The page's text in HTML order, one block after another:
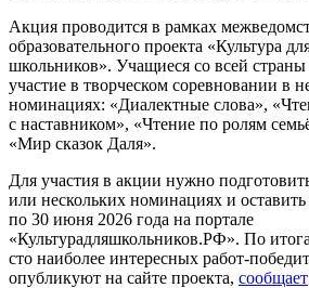
Акция проводится в рамках
образовательного проекта «Культура
школьников». Учащиеся со всей
участие в творческом соревновании в
номинациях: «Диалектные слова»,
с наставником», «Чтение по ролям
«Мир сказок Даля».
Для участия в акции нужно
или нескольких номинациях и оставить
по 30 июня 2026 года на портале
«Культурадляшкольников.РФ». По
сто наиболее интересных работ-
опубликуют на сайте проекта, сообщает